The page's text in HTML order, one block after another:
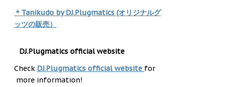
＊Tanikudo by DJ.Plugmatics (オリジナルグ
ッツの販売）
DJ.Plugmatics official website
Check DJ.Plugmatics official website for
more information!